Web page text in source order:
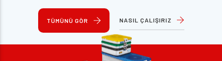
TÜMÜNÜ GÖR NASIL ÇALIŞIRIZ